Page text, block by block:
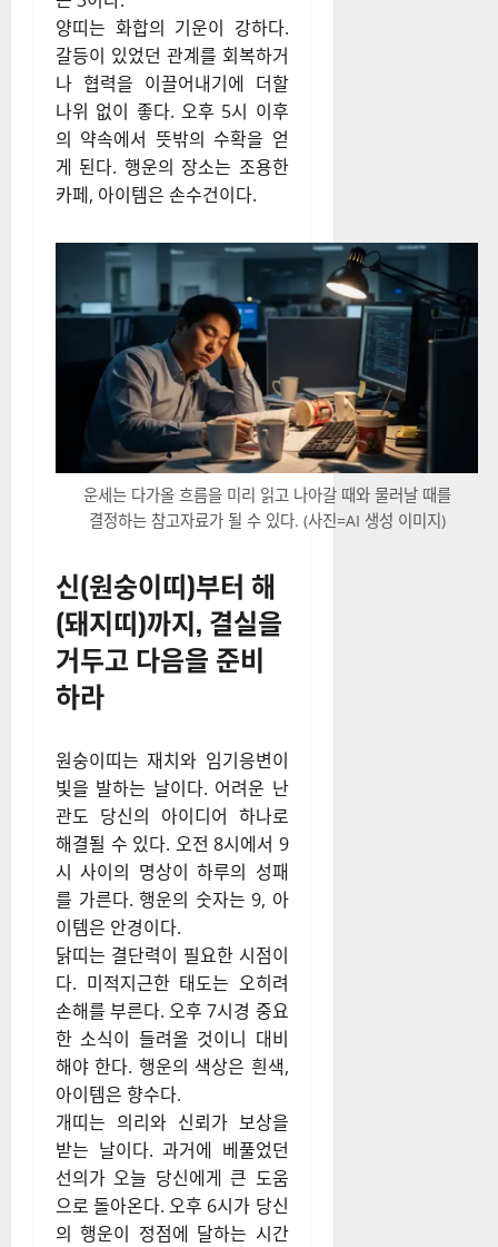
양띠는 화합의 기운이 강하다.
갈등이 있었던 관계를 회복하거
나 협력을 이끌어내기에 더할
나위 없이 좋다. 오후 5시 이후
의 약속에서 뜻밖의 수확을 얻
게 된다. 행운의 장소는 조용한
카페, 아이템은 손수건이다.
운세는 다가올 흐름을 미리 읽고 나아갈 때와 물러날 때를
결정하는 참고자료가 될 수 있다. (사진=AI 생성 이미지)
신(원숭이띠)부터 해
(돼지띠)까지, 결실을
거두고 다음을 준비
하라
원숭이띠는 재치와 임기응변이
빛을 발하는 날이다. 어려운 난
관도 당신의 아이디어 하나로
해결될 수 있다. 오전 8시에서 9
시 사이의 명상이 하루의 성패
를 가른다. 행운의 숫자는 9, 아
이템은 안경이다.
닭띠는 결단력이 필요한 시점이
다. 미적지근한 태도는 오히려
손해를 부른다. 오후 7시경 중요
한 소식이 들려올 것이니 대비
해야 한다. 행운의 색상은 흰색,
아이템은 향수다.
개띠는 의리와 신뢰가 보상을
받는 날이다. 과거에 베풀었던
선의가 오늘 당신에게 큰 도움
으로 돌아온다. 오후 6시가 당신
의 행운이 정점에 달하는 시간